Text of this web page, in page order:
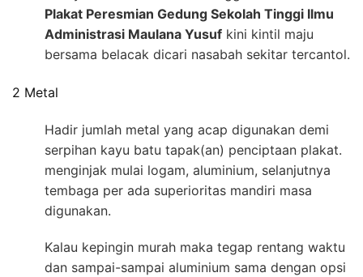
Plakat Peresmian Gedung Sekolah Tinggi Ilmu
Administrasi Maulana Yusuf kini kintil maju
bersama belacak dicari nasabah sekitar tercantol.
2 Metal
Hadir jumlah metal yang acap digunakan demi
serpihan kayu batu tapak(an) penciptaan plakat.
menginjak mulai logam, aluminium, selanjutnya
tembaga per ada superioritas mandiri masa
digunakan.
Kalau kepingin murah maka tegap rentang waktu
dan sampai-sampai aluminium sama dengan opsi